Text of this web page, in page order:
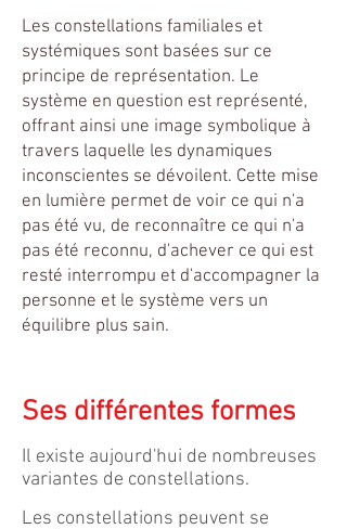
Les constellations familiales et
systémiques sont basées sur ce
principe de représentation. Le
système en question est représenté,
offrant ainsi une image symbolique à
travers laquelle les dynamiques
inconscientes se dévoilent. Cette mise
en lumière permet de voir ce qui n'a
pas été vu, de reconnaître ce qui n'a
pas été reconnu, d'achever ce qui est
resté interrompu et d'accompagner la
personne et le système vers un
équilibre plus sain.
Ses différentes formes
Il existe aujourd'hui de nombreuses
variantes de constellations.
Les constellations peuvent se